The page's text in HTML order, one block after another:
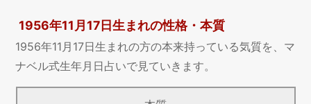
1956年11月17日生まれの性格・本質
1956年11月17日生まれの方の本来持っている気質を、マ
ナベル式生年月日占いで見ていきます。